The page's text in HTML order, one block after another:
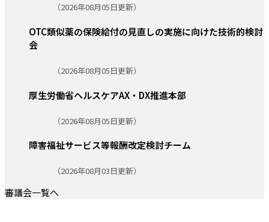
（2026年08月05日更新）
OTC類似薬の保険給付の見直しの実施に向けた技術的検討
会
（2026年08月05日更新）
厚生労働省ヘルスケアAX・DX推進本部
（2026年08月05日更新）
障害福祉サービス等報酬改定検討チーム
（2026年08月03日更新）
審議会一覧へ